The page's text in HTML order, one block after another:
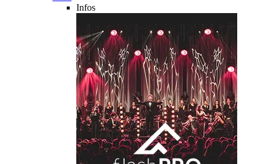
Infos